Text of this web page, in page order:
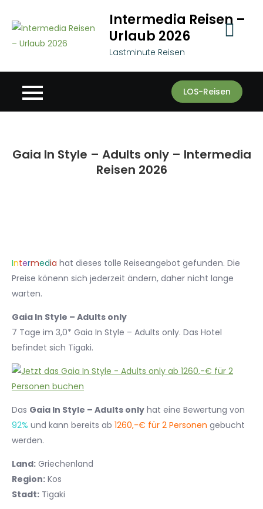
content
Intermedia Reisen –
Urlaub 2026
Lastminute Reisen
LOS-Reisen
Gaia In Style – Adults only – Intermedia
Reisen 2026
Intermedia hat dieses tolle Reiseangebot gefunden. Die
Preise könenn sich jederzeit ändern, daher nicht lange
warten.
Gaia In Style – Adults only
7 Tage im 3,0* Gaia In Style – Adults only. Das Hotel
befindet sich Tigaki.
Das Gaia In Style – Adults only hat eine Bewertung von
92% und kann bereits ab 1260,-€ für 2 Personen gebucht
werden.
Land: Griechenland
Region: Kos
Stadt: Tigaki